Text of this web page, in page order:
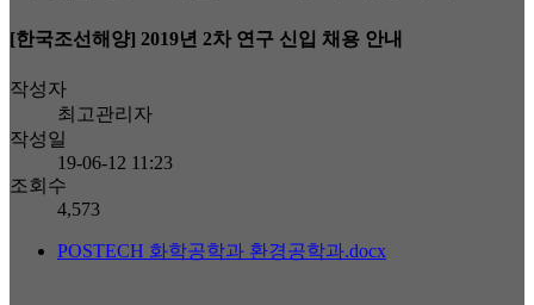
[한국조선해양] 2019년 2차 연구 신입 채용 안내
작성자
최고관리자
작성일
19-06-12 11:23
조회수
4,573
POSTECH 화학공학과 환경공학과.docx